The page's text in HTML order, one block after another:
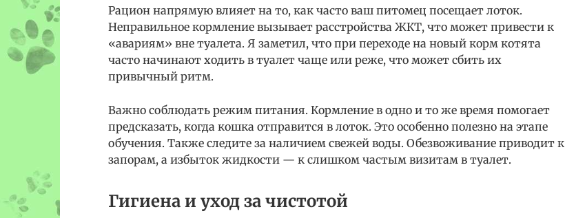
Рацион напрямую влияет на то, как часто ваш питомец посещает лоток.
Неправильное кормление вызывает расстройства ЖКТ, что может привести к
«авариям» вне туалета. Я заметил, что при переходе на новый корм котята
часто начинают ходить в туалет чаще или реже, что может сбить их
привычный ритм.
Важно соблюдать режим питания. Кормление в одно и то же время помогает
предсказать, когда кошка отправится в лоток. Это особенно полезно на этапе
обучения. Также следите за наличием свежей воды. Обезвоживание приводит к
запорам, а избыток жидкости — к слишком частым визитам в туалет.
Гигиена и уход за чистотой